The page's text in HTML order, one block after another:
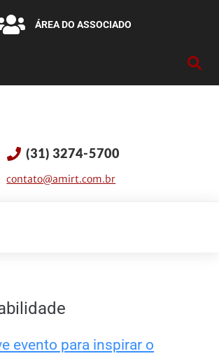
ÁREA DO ASSOCIADO
(31) 3274-5700
contato@amirt.com.br
evento para inspirar o